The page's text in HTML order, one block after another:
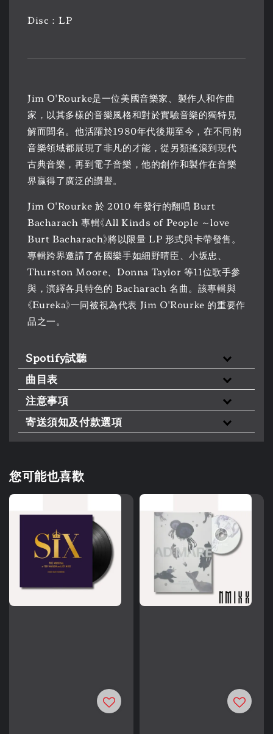
Disc：LP
Jim O'Rourke是一位美國音樂家、製作人和作曲
家，以其多樣的音樂風格和對於實驗音樂的獨特見
解而聞名。他活躍於1980年代後期至今，在不同的
音樂領域都展現了非凡的才能，從另類搖滾到現代
古典音樂，再到電子音樂，他的創作和製作在音樂
界贏得了廣泛的讚譽。
Jim O'Rourke 於 2010 年發行的翻唱 Burt
Bacharach 專輯《All Kinds of People ～love
Burt Bacharach》將以限量 LP 形式與卡帶發售。
專輯跨界邀請了各國樂手如細野晴臣、小坂忠、
Thurston Moore、Donna Taylor 等11位歌手參
與，演繹各具特色的 Bacharach 名曲。該專輯與
《Eureka》一同被視為代表 Jim O'Rourke 的重要作
品之一。
Spotify試聽
曲目表
注意事項
寄送須知及付款選項
您可能也喜歡